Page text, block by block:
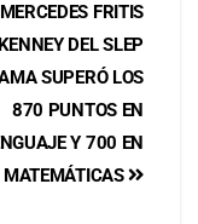
MERCEDES FRITIS
DEL SLEP
SUPERÓ LOS
870 PUNTOS EN
Y 700 EN
MATEMÁTICAS